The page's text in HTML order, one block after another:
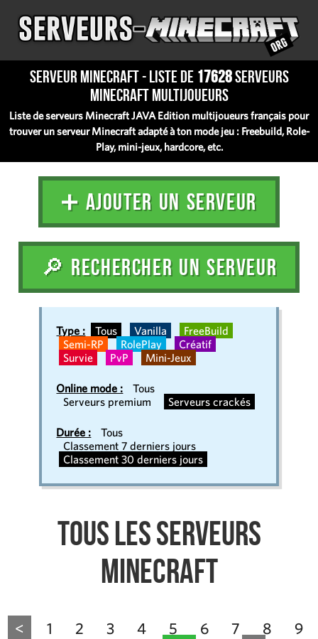
Serveur Minecraft - Liste de 17628serveurs
Minecraft multijoueurs
Liste de serveurs Minecraft JAVA Edition multijoueurs français pour
trouver un serveur Minecraft adapté à ton mode jeu : Freebuild, Role-
Play, mini-jeux, hardcore, etc.
➕ AJOUTER UN SERVEUR
🔎 RECHERCHER UN SERVEUR
Type : Tous Vanilla
FreeBuild
Semi-RP
RolePlay
Créatif
Survie
PvP Mini-Jeux
Online mode :
Tous
Serveurs premium
Serveurs crackés
Durée :
Tous
Classement 7 derniers jours
Classement 30 derniers jours
Tous les serveurs
Minecraft
< 1 2 3 4 5 6 7 8
9